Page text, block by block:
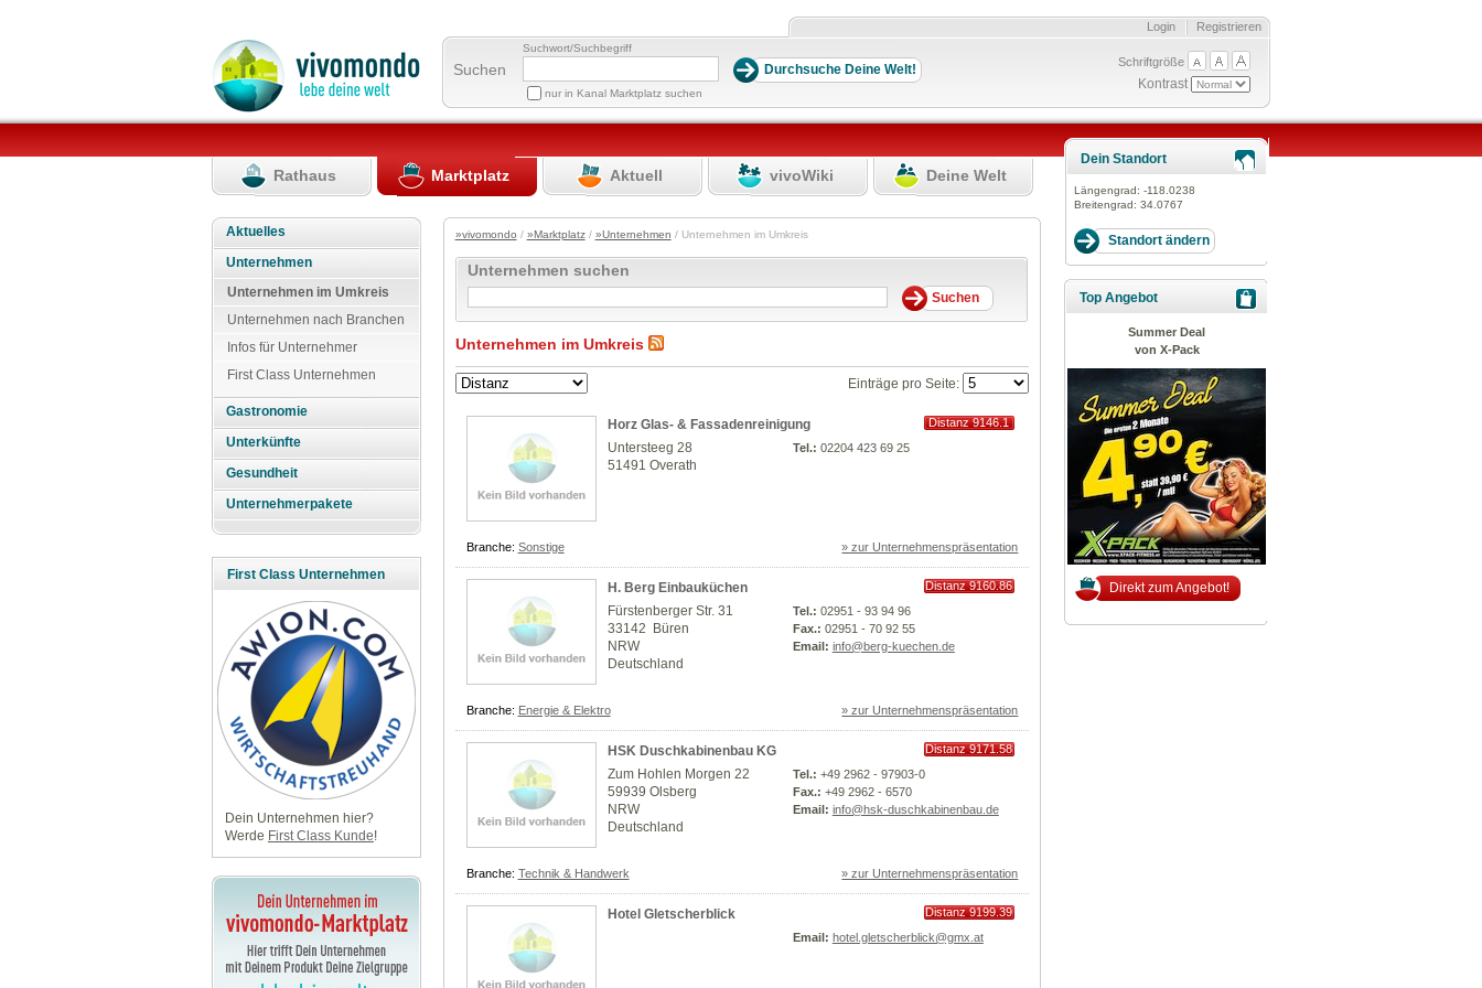
Registrieren
Login
Suchen
Suchwort/Suchbegriff
nur in Kanal Marktplatz suchen
Schriftgröße
Kontrast
Rathaus Marktplatz Aktuell vivoWiki Deine Welt
Aktuelles
Unternehmen
Unternehmen im Umkreis
Unternehmen nach Branchen
Infos für Unternehmer
First Class Unternehmen
Gastronomie
Unterkünfte
Gesundheit
Unternehmerpakete
First Class Unternehmen
Dein Unternehmen hier?
Werde First Class Kunde!
»vivomondo / »Marktplatz/ »Unternehmen / Unternehmen im Umkreis
Unternehmen suchen
Unternehmen im Umkreis
Einträge pro Seite:
Horz Glas- & Fassadenreinigung
Distanz 9146.1
Untersteeg 28
51491 Overath
Tel.: 02204 423 69 25
Branche: Sonstige » zur Unternehmenspräsentation
H. Berg Einbauküchen
Distanz 9160.86
Fürstenberger Str. 31
33142 Büren
NRW
Deutschland
Tel.: 02951 - 93 94 96
Fax.: 02951 - 70 92 55
Email: info@berg-kuechen.de
Branche: Energie & Elektro » zur Unternehmenspräsentation
HSK Duschkabinenbau KG
Distanz 9171.58
Zum Hohlen Morgen 22
59939 Olsberg
NRW
Deutschland
Tel.: +49 2962 - 97903-0
Fax.: +49 2962 - 6570
Email: info@hsk-duschkabinenbau.de
Branche: Technik & Handwerk » zur Unternehmenspräsentation
Hotel Gletscherblick
Distanz 9199.39
Email: hotel.gletscherblick@gmx.at
Dein Standort
Längengrad: -118.0238
Breitengrad: 34.0767
Top Angebot
Summer Deal
von X-Pack
Direkt zum Angebot!